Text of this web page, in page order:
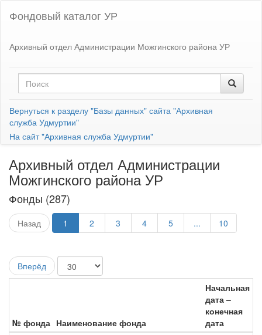
Фондовый каталог УР
Архивный отдел Администрации Можгинского района УР
Вернуться к разделу "Базы данных" сайта "Архивная
служба Удмуртии"
На сайт "Архивная служба Удмуртии"
Архивный отдел Администрации
Можгинского района УР
Фонды (287)
Назад 1 2 3 4 5 ... 10
Вперёд
№ фонда Наименование фонда
Начальная
дата –
конечная
дата